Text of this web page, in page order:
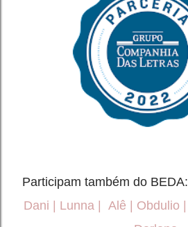
Participam também do BEDA:
Dani
Lunna Alê Obdulio